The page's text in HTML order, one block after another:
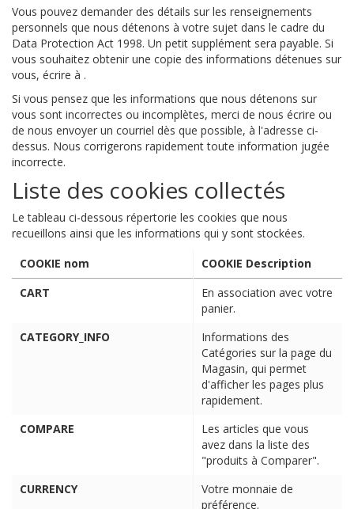
Vous pouvez demander des détails sur les renseignements
personnels que nous détenons à votre sujet dans le cadre du
Data Protection Act 1998. Un petit supplément sera payable. Si
vous souhaitez obtenir une copie des informations détenues sur
vous, écrire à .
Si vous pensez que les informations que nous détenons sur
vous sont incorrectes ou incomplètes, merci de nous écrire ou
de nous envoyer un courriel dès que possible, à l'adresse ci-
dessus. Nous corrigerons rapidement toute information jugée
incorrecte.
Liste des cookies collectés
Le tableau ci-dessous répertorie les cookies que nous
recueillons ainsi que les informations qui y sont stockées.
COOKIE nom
COOKIE Description
CART
En association avec votre
panier.
CATEGORY_INFO
Informations des
Catégories sur la page du
Magasin, qui permet
d'afficher les pages plus
rapidement.
COMPARE
Les articles que vous
avez dans la liste des
"produits à Comparer".
CURRENCY
Votre monnaie de
préférence.